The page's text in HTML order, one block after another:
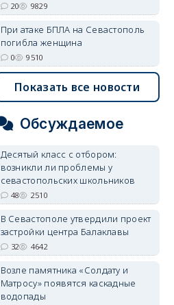
20 9829
При атаке БПЛА на Севастополь
погибла женщина
0 9510
Показать все новости
Обсуждаемое
Десятый класс с отбором:
возникли ли проблемы у
севастопольских школьников
48 2510
В Севастополе утвердили проект
застройки центра Балаклавы
32 4642
Возле памятника «Солдату и
Матросу» появятся каскадные
водопады